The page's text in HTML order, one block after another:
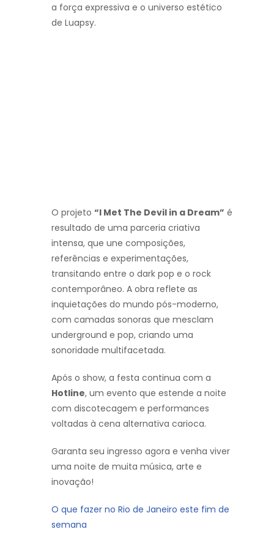
a força expressiva e o universo estético
de Luapsy.
O projeto “I Met The Devil in a Dream” é
resultado de uma parceria criativa
intensa, que une composições,
referências e experimentações,
transitando entre o dark pop e o rock
contemporâneo. A obra reflete as
inquietações do mundo pós-moderno,
com camadas sonoras que mesclam
underground e pop, criando uma
sonoridade multifacetada.
Após o show, a festa continua com a
Hotline, um evento que estende a noite
com discotecagem e performances
voltadas à cena alternativa carioca.
Garanta seu ingresso agora e venha viver
uma noite de muita música, arte e
inovação!
O que fazer no Rio de Janeiro este fim de
semana